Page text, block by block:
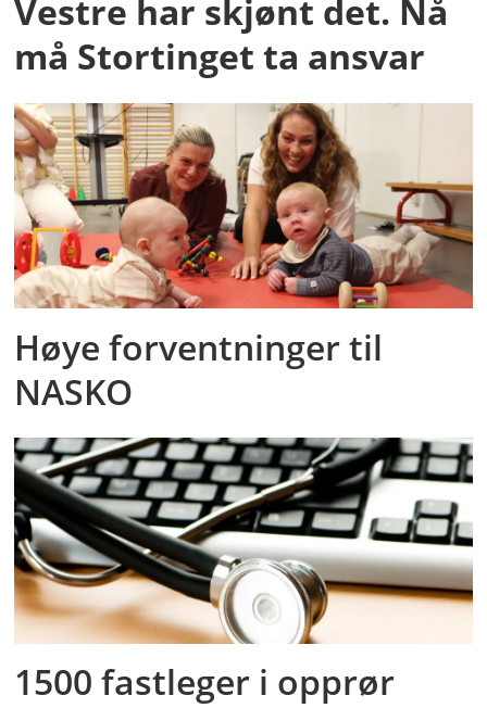
Vestre har skjønt det. Nå
må Stortinget ta ansvar
Høye forventninger til
NASKO
1500 fastleger i opprør